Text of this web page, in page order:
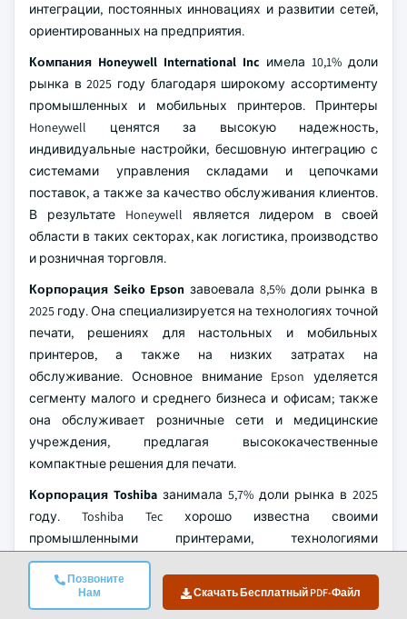
Позвоните
Нам
Скачать Бесплатный PDF-Файл
интеграции, постоянных инновациях и развитии сетей,
ориентированных на предприятия.
Компания Honeywell International Inc имела 10,1% доли
рынка в 2025 году благодаря широкому ассортименту
промышленных и мобильных принтеров. Принтеры
Honeywell ценятся за высокую надежность,
индивидуальные настройки, бесшовную интеграцию с
системами управления складами и цепочками
поставок, а также за качество обслуживания клиентов.
В результате Honeywell является лидером в своей
области в таких секторах, как логистика, производство
и розничная торговля.
Корпорация Seiko Epson завоевала 8,5% доли рынка в
2025 году. Она специализируется на технологиях точной
печати, решениях для настольных и мобильных
принтеров, а также на низких затратах на
обслуживание. Основное внимание Epson уделяется
сегменту малого и среднего бизнеса и офисам; также
она обслуживает розничные сети и медицинские
учреждения, предлагая высококачественные
компактные решения для печати.
Корпорация Toshiba занимала 5,7% доли рынка в 2025
году. Toshiba Tec хорошо известна своими
промышленными принтерами, технологиями
термотрансферной печати и масштабируемыми
решениями, подходящими для нужд средних и
крупных предприятий. Экономичные решения и